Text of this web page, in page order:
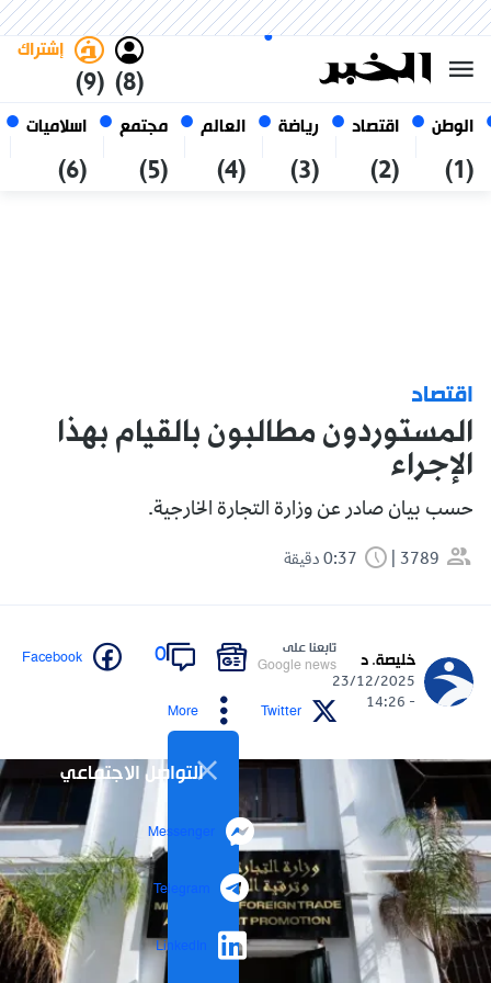
الوطن
(1)
اقتصاد
(2)
رياضة
(3)
العالم
(4)
مجتمع
(5)
اسلاميات
(6)
(8)
إشتراك
(9)
07 أغسطس 2026
الجزائر
اقتصاد
المستوردون مطالبون بالقيام بهذا
الإجراء
حسب بيان صادر عن وزارة التجارة الخارجية.
3789
خليصة. د
23/12/2025
- 14:26
تابعنا على
Google news
0
Facebook
Twitter
More
التواصل الاجتماعي
Messenger
Telegram
LinkedIn